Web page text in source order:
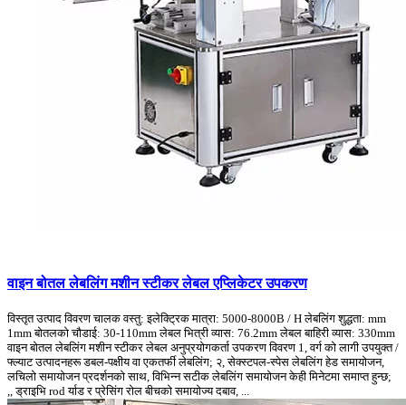
वाइन बोतल लेबलिंग मशीन स्टीकर लेबल एप्लिकेटर उपकरण
विस्तृत उत्पाद विवरण चालक वस्तु: इलेक्ट्रिक मात्रा: 5000-8000B / H लेबलिंग शुद्धता: mm
1mm बोतलको चौडाई: 30-110mm लेबल भित्री व्यास: 76.2mm लेबल बाहिरी व्यास: 330mm
वाइन बोतल लेबलिंग मशीन स्टीकर लेबल अनुप्रयोगकर्ता उपकरण विवरण 1, वर्ग को लागी उपयुक्त /
फ्ल्याट उत्पादनहरू डबल-पक्षीय वा एकतर्फी लेबलिंग; २, सेक्स्टपल-स्पेस लेबलिंग हेड समायोजन,
लचिलो समायोजन प्रदर्शनको साथ, विभिन्न सटीक लेबलिंग समायोजन केही मिनेटमा समाप्त हुन्छ;
,, ड्राइभि rod र्याड र प्रेसिंग रोल बीचको समायोज्य दबाव, ...